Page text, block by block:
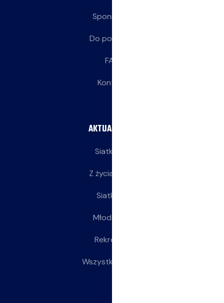
Sponsorzy
Do pobrania
FAQ
Kontakt
AKTUALNOŚCI
Siatkarze
Z życia klubu
Siatkarki
Młodziczki
Rekreacja
Wszystkie wpisy